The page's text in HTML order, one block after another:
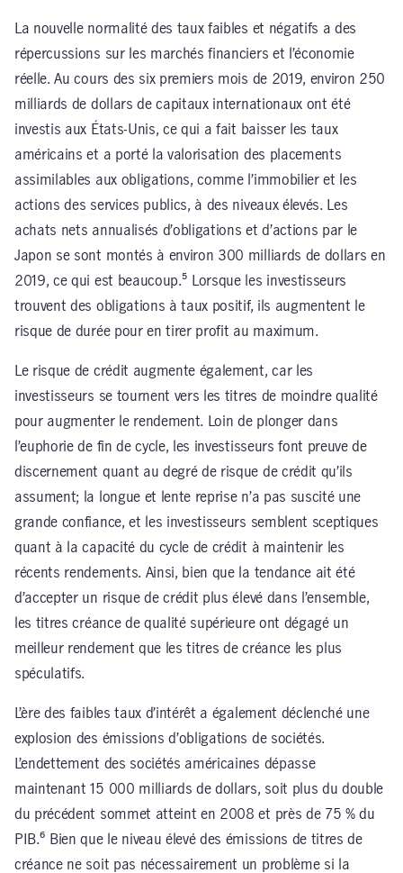
La nouvelle normalité des taux faibles et négatifs a des
répercussions sur les marchés financiers et l’économie
réelle. Au cours des six premiers mois de 2019, environ 250
milliards de dollars de capitaux internationaux ont été
investis aux États-Unis, ce qui a fait baisser les taux
américains et a porté la valorisation des placements
assimilables aux obligations, comme l’immobilier et les
actions des services publics, à des niveaux élevés. Les
achats nets annualisés d’obligations et d’actions par le
Japon se sont montés à environ 300 milliards de dollars en
2019, ce qui est beaucoup.⁵ Lorsque les investisseurs
trouvent des obligations à taux positif, ils augmentent le
risque de durée pour en tirer profit au maximum.
Le risque de crédit augmente également, car les
investisseurs se tournent vers les titres de moindre qualité
pour augmenter le rendement. Loin de plonger dans
l’euphorie de fin de cycle, les investisseurs font preuve de
discernement quant au degré de risque de crédit qu’ils
assument; la longue et lente reprise n’a pas suscité une
grande confiance, et les investisseurs semblent sceptiques
quant à la capacité du cycle de crédit à maintenir les
récents rendements. Ainsi, bien que la tendance ait été
d’accepter un risque de crédit plus élevé dans l’ensemble,
les titres créance de qualité supérieure ont dégagé un
meilleur rendement que les titres de créance les plus
spéculatifs.
L’ère des faibles taux d’intérêt a également déclenché une
explosion des émissions d’obligations de sociétés.
L’endettement des sociétés américaines dépasse
maintenant 15 000 milliards de dollars, soit plus du double
du précédent sommet atteint en 2008 et près de 75 % du
PIB.⁶ Bien que le niveau élevé des émissions de titres de
créance ne soit pas nécessairement un problème si la